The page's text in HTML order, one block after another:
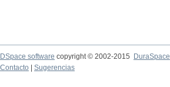
DSpace software copyright © 2002-2015
DuraSpace
Contacto
Sugerencias